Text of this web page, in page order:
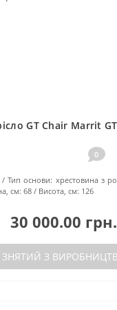
GT Chair Marrit
0
Тип основи: хрестовина з
см: 68 Висота, см: 126
30 000.00 грн.
ЗНЯТИЙ З